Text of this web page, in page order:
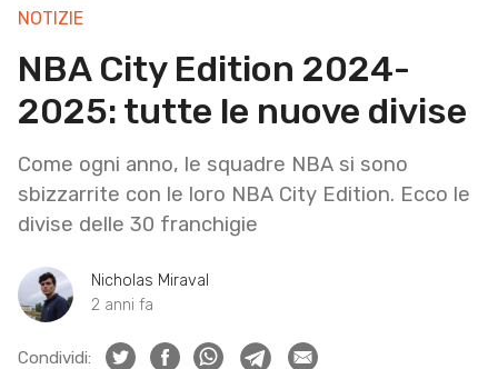
NOTIZIE
NBA City Edition 2024-
2025: tutte le nuove divise
Come ogni anno, le squadre NBA si sono
sbizzarrite con le loro NBA City Edition. Ecco le
divise delle 30 franchigie
Nicholas Miraval
2 anni fa
Condividi: